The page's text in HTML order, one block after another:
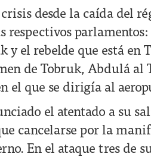
desde la caída del
respectivos
y el rebelde que está
de Tobruk, Abdulá al
el que se dirigía al
el atentado a su
cancelarse por la
En el ataque tres de